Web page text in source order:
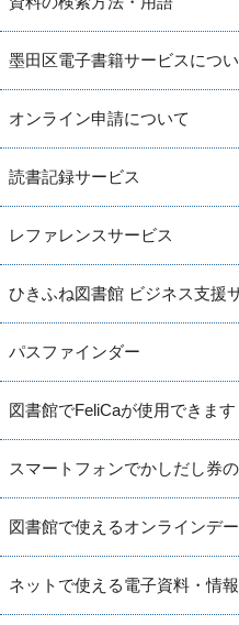
墨田区電子書籍サービスにつ
オンライン申請について
読書記録サービス
レファレンスサービス
ひきふね図書館 ビジネス支援
パスファインダー
図書館でFeliCaが使用できます
スマートフォンでかしだし券
図書館で使えるオンラインデ
ネットで使える電子資料・情